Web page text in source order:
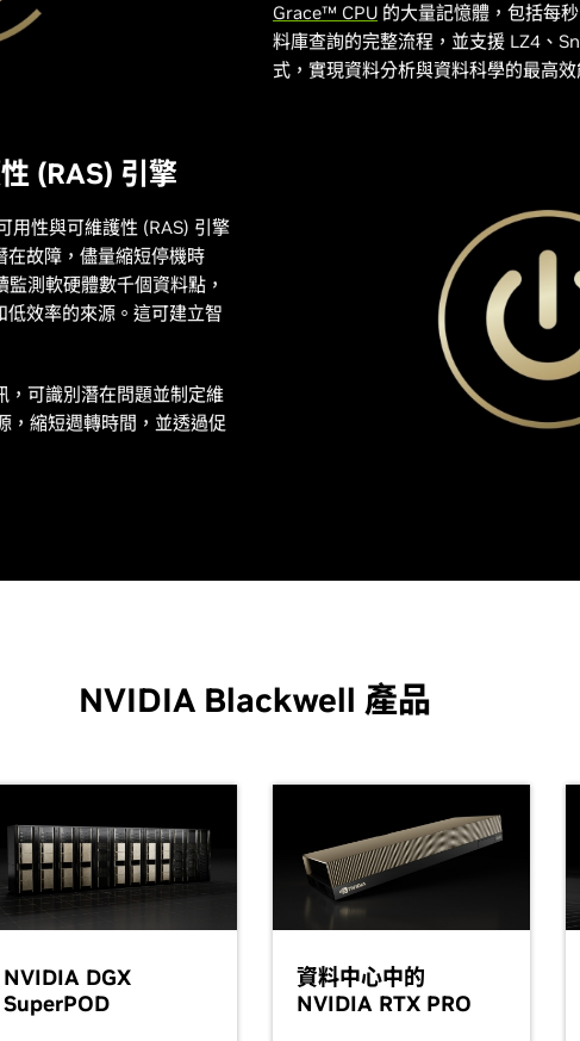
Grace™ CPU 的大量記憶體，包括每
料庫查詢的完整流程，並支援 LZ4、
式，實現資料分析與資料科學的最高效
(RAS) 引擎
用性與可維護性 (RAS) 引擎
在故障，儘量縮短停機時
測軟硬體數千個資料點，
效率的來源。這可建立智
，可識別潛在問題並制定維
，縮短週轉時間，並透過促
NVIDIA Blackwell 產品
NVIDIA DGX
SuperPOD
資料中心中的
NVIDIA RTX PRO